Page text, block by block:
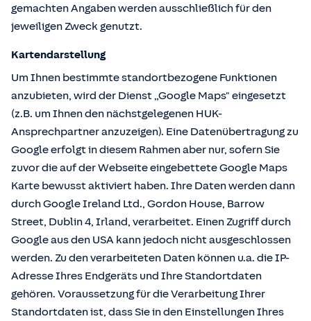
gemachten Angaben werden ausschließlich für den
jeweiligen Zweck genutzt.
Kartendarstellung
Um Ihnen bestimmte standortbezogene Funktionen
anzubieten, wird der Dienst „Google Maps" eingesetzt
(z.B. um Ihnen den nächstgelegenen HUK-
Ansprechpartner anzuzeigen). Eine Datenübertragung zu
Google erfolgt in diesem Rahmen aber nur, sofern Sie
zuvor die auf der Webseite eingebettete Google Maps
Karte bewusst aktiviert haben. Ihre Daten werden dann
durch Google Ireland Ltd., Gordon House, Barrow
Street, Dublin 4, Irland, verarbeitet. Einen Zugriff durch
Google aus den USA kann jedoch nicht ausgeschlossen
werden. Zu den verarbeiteten Daten können u.a. die IP-
Adresse Ihres Endgeräts und Ihre Standortdaten
gehören. Voraussetzung für die Verarbeitung Ihrer
Standortdaten ist, dass Sie in den Einstellungen Ihres